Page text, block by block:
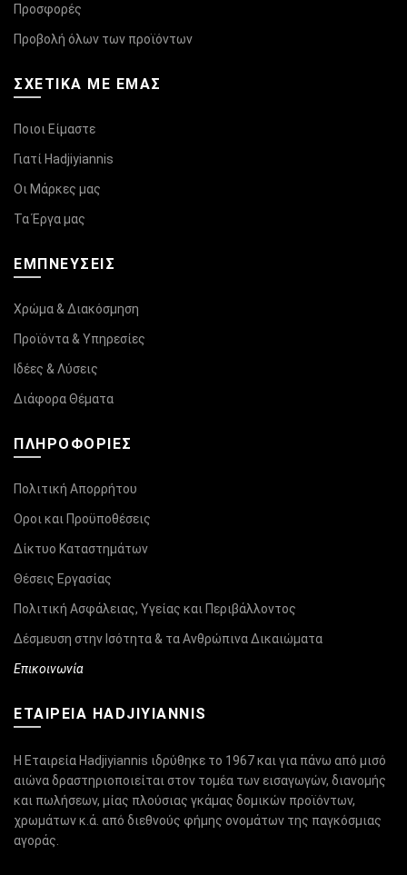
Προσφορές
Προβολή όλων των προϊόντων
ΣΧΕΤΙΚΆ ΜΕ ΕΜΑΣ
Ποιοι Είμαστε
Γιατί Hadjiyiannis
Οι Μάρκες μας
Τα Έργα μας
ΕΜΠΝΕΥΣΕΙΣ
Χρώμα & Διακόσμηση
Προϊόντα & Υπηρεσίες
Ιδέες & Λύσεις
Διάφορα Θέματα
ΠΛΗΡΟΦΟΡΊΕΣ
Πολιτική Απορρήτου
Οροι και Προϋποθέσεις
Δίκτυο Καταστημάτων
Θέσεις Εργασίας
Πολιτική Ασφάλειας, Υγείας και Περιβάλλοντος
Δέσμευση στην Ισότητα & τα Ανθρώπινα Δικαιώματα
Επικοινωνία
ΕΤΑΙΡΕΙΑ HADJIYIANNIS
Η Εταιρεία Hadjiyiannis ιδρύθηκε το 1967 και για πάνω από μισό
αιώνα δραστηριοποιείται στον τομέα των εισαγωγών, διανομής
και πωλήσεων, μίας πλούσιας γκάμας δομικών προϊόντων,
χρωμάτων κ.ά. από διεθνούς φήμης ονομάτων της παγκόσμιας
αγοράς.